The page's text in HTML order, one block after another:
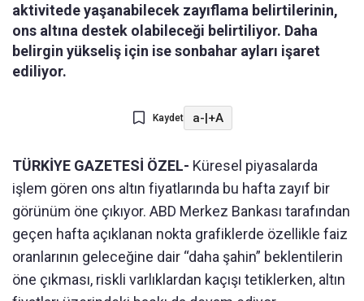
aktivitede yaşanabilecek zayıflama belirtilerinin,
ons altına destek olabileceği belirtiliyor. Daha
belirgin yükseliş için ise sonbahar ayları işaret
ediliyor.
Kaydet a-|+A
TÜRKİYE GAZETESİ ÖZEL- Küresel piyasalarda
işlem gören ons altın fiyatlarında bu hafta zayıf bir
görünüm öne çıkıyor. ABD Merkez Bankası tarafından
geçen hafta açıklanan nokta grafiklerde özellikle faiz
oranlarının geleceğine dair “daha şahin” beklentilerin
öne çıkması, riskli varlıklardan kaçışı tetiklerken, altın